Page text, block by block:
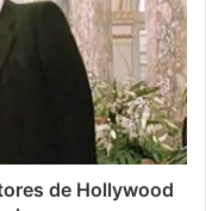
de Hollywood